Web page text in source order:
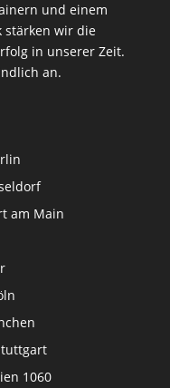
und einem
stärken wir die
in unserer Zeit.
an.
am Main
1060